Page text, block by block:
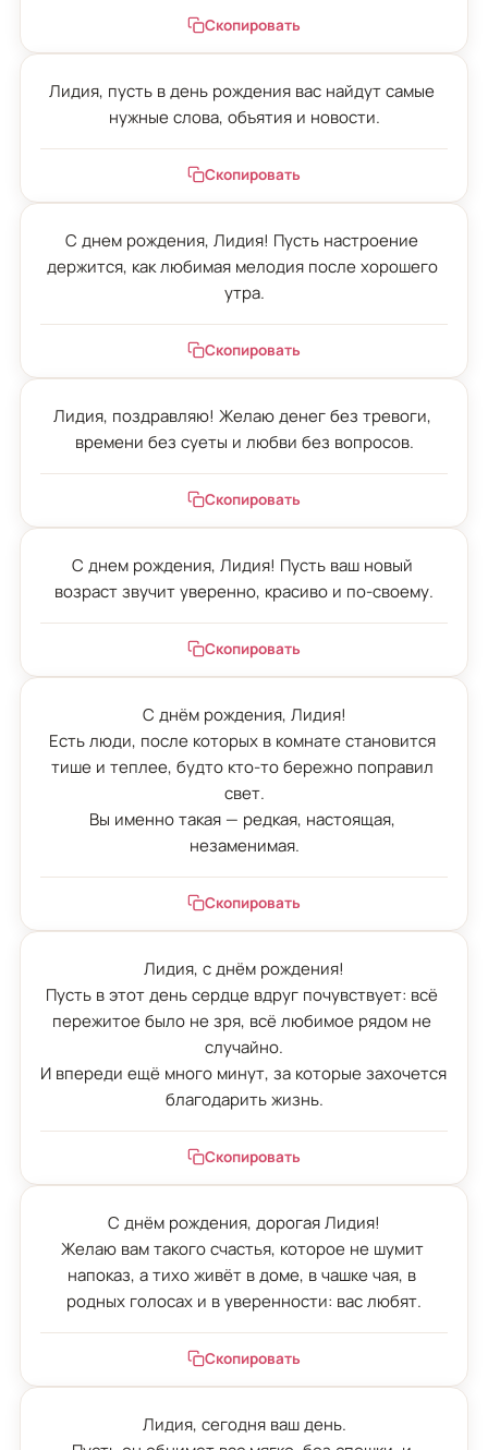
Скопировать
Лидия, пусть в день рождения вас найдут самые
нужные слова, объятия и новости.
Скопировать
С днем рождения, Лидия! Пусть настроение
держится, как любимая мелодия после хорошего
утра.
Скопировать
Лидия, поздравляю! Желаю денег без тревоги,
времени без суеты и любви без вопросов.
Скопировать
С днем рождения, Лидия! Пусть ваш новый
возраст звучит уверенно, красиво и по-своему.
Скопировать
С днём рождения, Лидия!
Есть люди, после которых в комнате становится
тише и теплее, будто кто-то бережно поправил
свет.
Вы именно такая — редкая, настоящая,
незаменимая.
Скопировать
Лидия, с днём рождения!
Пусть в этот день сердце вдруг почувствует: всё
пережитое было не зря, всё любимое рядом не
случайно.
И впереди ещё много минут, за которые захочется
благодарить жизнь.
Скопировать
С днём рождения, дорогая Лидия!
Желаю вам такого счастья, которое не шумит
напоказ, а тихо живёт в доме, в чашке чая, в
родных голосах и в уверенности: вас любят.
Скопировать
Лидия, сегодня ваш день.